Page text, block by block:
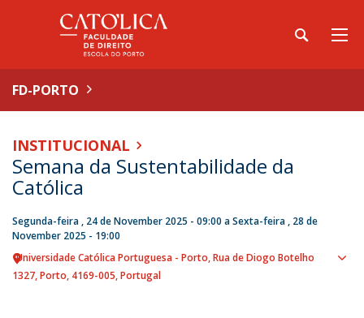
FD-PORTO
INSTITUCIONAL
Semana da Sustentabilidade da
Católica
Segunda-feira , 24 de November 2025 - 09:00 aSexta-feira , 28 de
November 2025 - 19:00
Universidade Católica Portuguesa - Porto Rua de Diogo Botelho
1327 Porto 4169-005 Portugal